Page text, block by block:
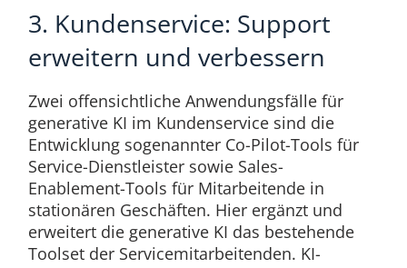
3. Kundenservice: Support
erweitern und verbessern
Zwei offensichtliche Anwendungsfälle für
generative KI im Kundenservice sind die
Entwicklung sogenannter Co-Pilot-Tools für
Service-Dienstleister sowie Sales-
Enablement-Tools für Mitarbeitende in
stationären Geschäften. Hier ergänzt und
erweitert die generative KI das bestehende
Toolset der Servicemitarbeitenden. KI-